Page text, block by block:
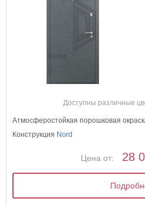
Доступны различные
Атмосферостойкая порошковая
Конструкция Nord
Цена от: 28